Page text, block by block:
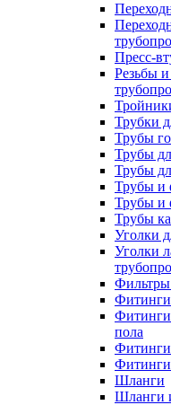
Пресс-
Резьбы
Трубки
Трубы
Трубы
Трубы
Трубы
Трубы и
Трубы
Уголки
Уголки
Фильтры
Фитинги
Фитинги
пола
Фитинги
Шланги
Шланги